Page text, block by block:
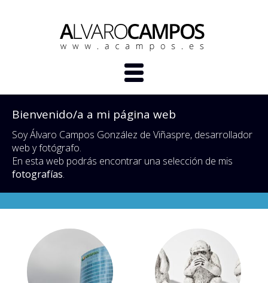
Bienvenido/a a mi página web
Soy Álvaro Campos González de Viñaspre, desarrollador
web y fotógrafo.
En esta web podrás encontrar una selección de mis
fotografías.